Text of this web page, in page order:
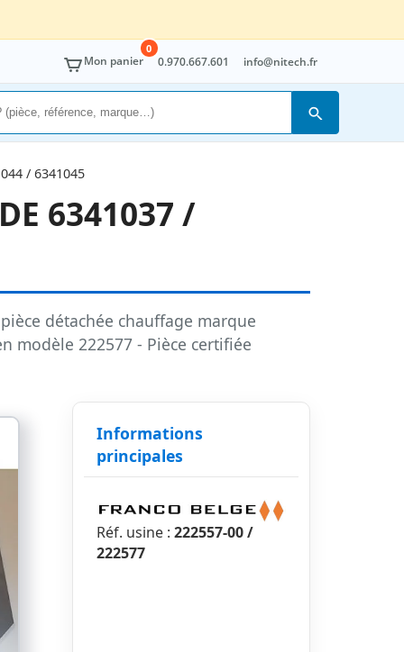
Mon panier
0
0.970.667.601 info@nitech.fr
Rechercher
/ 6341045
6341037 /
pièce détachée chauffage marque
modèle 222577 - Pièce certifiée
Informations
principales
Réf. usine : 222557-00 /
222577